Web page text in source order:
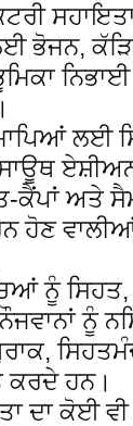
ਭੋਜਨ,
ਲਈ
ਕੈਂਪਾਂ ਅਤੇ
ਹੋਣ
ਨੂੰ
ਨੂੰ
ਹਨ।
ਦਾ ਕੋਈ